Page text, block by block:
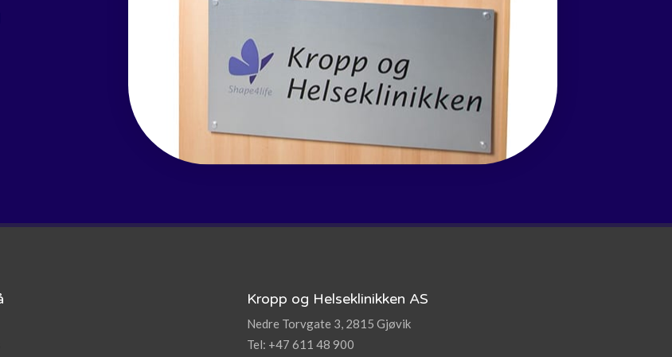
Kropp og Helseklinikken AS
Nedre Torvgate 3, 2815 Gjøvik
Tel: +47 611 48 900